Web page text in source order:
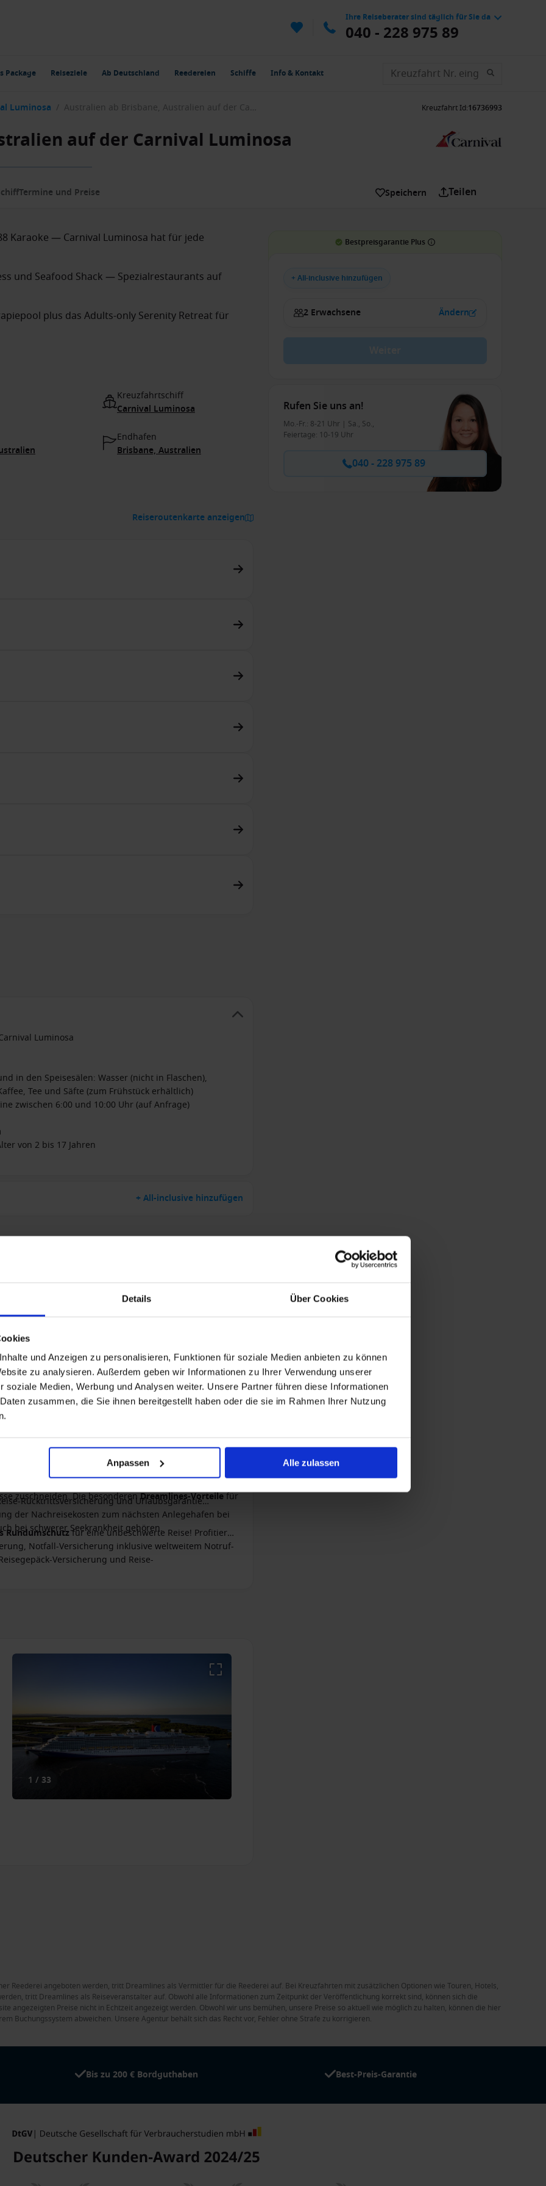
Details Über Cookies
und Anzeigen zu personalisieren, Funktionen für soziale Medien anbieten zu können
zu analysieren. Außerdem geben wir Informationen zu Ihrer Verwendung unserer
soziale Medien, Werbung und Analysen weiter. Unsere Partner führen diese Informationen
zusammen, die Sie ihnen bereitgestellt haben oder die sie im Rahmen Ihrer Nutzung
Anpassen Alle zulassen
Ihre Reiseberater sind täglich für Sie da
040 - 228 975 89
Package Reiseziele Ab Deutschland Reedereien Schiffe Info & Kontakt
Luminosa / Australien ab Brisbane, Australien auf der Carnival Luminosa Kreuzfahrt Id:16736993
auf der Carnival Luminosa
Termine und Preise Speichern Teilen
Karaoke — Carnival Luminosa hat für jede
und Seafood Shack — Spezialrestaurants auf
plus das Adults-only Serenity Retreat für
Kreuzfahrtschiff
Carnival Luminosa
Endhafen
Brisbane, Australien
Reiseroutenkarte anzeigen
Luminosa
in den Speisesälen: Wasser (nicht in Flaschen),
Tee und Säfte (zum Frühstück erhältlich)
zwischen 6:00 und 10:00 Uhr (auf Anfrage)
von 2 bis 17 Jahren
+ All-inclusive hinzufügen
empfehlen wir Ihnen die Kreuzfahrt-Versicherung
zuschneiden. Die besonderenDreamlines-Vorteilefür
Rücktrittsversicherung und Urlaubsgarantie
der Nachreisekosten zum nächsten Anlegehafen bei
bei schwerer Seekrankheit gehören.
Rundumschutzfür eine unbeschwerte Reise! Profitieren
Notfall-Versicherung inklusive weltweitem Notruf-
Versicherung und Reise-
1 / 33
Bestpreisgarantie Plus
+ All-inclusive hinzufügen
2 Erwachsene Ändern
Rufen Sie uns an!
Mo.-Fr.: 8-21 Uhr | Sa., So.,
Feiertage: 10-19 Uhr
040 - 228 975 89
Reederei angeboten werden, tritt Dreamlines als Vermittler für die Reederei auf. Bei Kreuzfahrten mit zusätzlichen Optionen wie Touren, Hotels,
tritt Dreamlines als Reiseveranstalter auf. Obwohl alle Informationen zum Zeitpunkt der Veröffentlichung korrekt sind, können sich die
angezeigten Preise nicht in Echtzeit angezeigt werden. Obwohl wir uns bemühen, unsere Preise so aktuell wie möglich zu halten, können die hier
Buchungssystem abweichen. Unsere Agentur behält sich das Recht vor, Fehler ohne Strafe zu korrigieren.
Bis zu 200 € Bordguthaben Best-Preis-Garantie